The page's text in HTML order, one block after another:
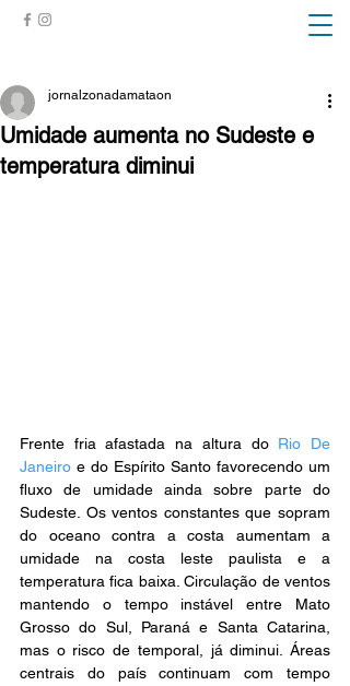
Umidade aumenta no Sudeste e
temperatura diminui
jornalzonadamataon
Frente fria afastada na altura do Rio De
Janeiro e do Espírito Santo favorecendo um
fluxo de umidade ainda sobre parte do
Sudeste. Os ventos constantes que sopram
do oceano contra a costa aumentam a
umidade na costa leste paulista e a
temperatura fica baixa. Circulação de ventos
mantendo o tempo instável entre Mato
Grosso do Sul, Paraná e Santa Catarina,
mas o risco de temporal, já diminui. Áreas
centrais do país continuam com tempo